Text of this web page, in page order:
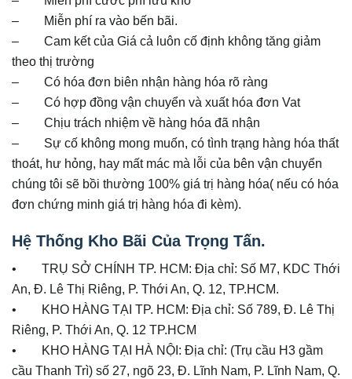
– Miễn phí ra vào bến bãi.
– Cam kết của Giá cả luôn cố định không tăng giảm
theo thị trường
– Có hóa đơn biên nhận hàng hóa rõ ràng
– Có hợp đồng vận chuyển và xuất hóa đơn Vat
– Chịu trách nhiệm về hàng hóa đã nhận
– Sự cố không mong muốn, có tình trạng hàng hóa thất
thoát, hư hỏng, hay mất mác mà lỗi của bên vận chuyển
chúng tôi sẽ bồi thường 100% giá trị hàng hóa( nếu có hóa
đơn chứng minh giá trị hàng hóa đi kèm).
Hệ Thống Kho Bãi Của Trọng Tấn.
• TRỤ SỞ CHÍNH TP. HCM: Địa chỉ: Số M7, KDC Thới
An, Đ. Lê Thị Riêng, P. Thới An, Q. 12, TP.HCM.
• KHO HÀNG TẠI TP. HCM: Địa chỉ: Số 789, Đ. Lê Thị
Riêng, P. Thới An, Q. 12 TP.HCM
• KHO HÀNG TẠI HÀ NỘI: Địa chỉ: (Trụ cầu H3 gầm
cầu Thanh Trì) số 27, ngõ 23, Đ. Lĩnh Nam, P. Lĩnh Nam, Q.